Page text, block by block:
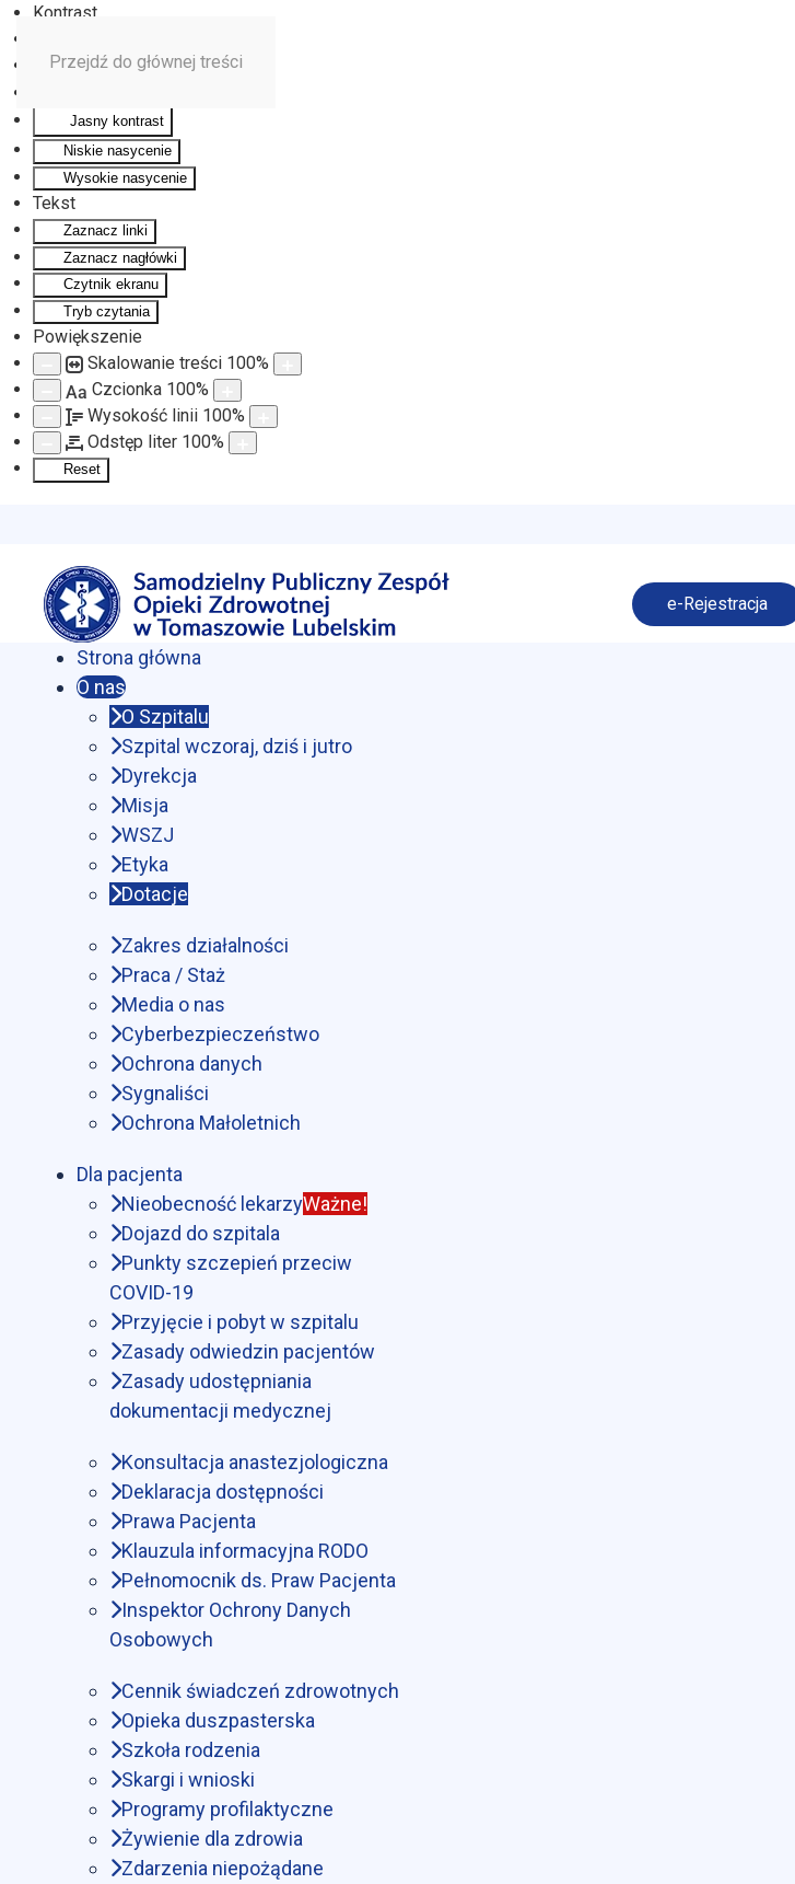
Kontrast
Monochromatyczny
Jasny kontrast
Niskie nasycenie
Wysokie nasycenie
Tekst
Zaznacz linki
Zaznacz nagłówki
Czytnik ekranu
Tryb czytania
Powiększenie
Skalowanie treści 100%
Aa Czcionka 100%
Wysokość linii 100%
Odstęp liter 100%
Reset
Przejdź do głównej treści
e-Rejestracja
Strona główna
O nas
O Szpitalu
Szpital wczoraj, dziś i jutro
Dyrekcja
Misja
WSZJ
Etyka
Dotacje
Zakres działalności
Praca / Staż
Media o nas
Cyberbezpieczeństwo
Ochrona danych
Sygnaliści
Ochrona Małoletnich
Dla pacjenta
Nieobecność lekarzyWażne!
Dojazd do szpitala
Punkty szczepień przeciw
COVID-19
Przyjęcie i pobyt w szpitalu
Zasady odwiedzin pacjentów
Zasady udostępniania
dokumentacji medycznej
Konsultacja anastezjologiczna
Deklaracja dostępności
Prawa Pacjenta
Klauzula informacyjna RODO
Pełnomocnik ds. Praw Pacjenta
Inspektor Ochrony Danych
Osobowych
Cennik świadczeń zdrowotnych
Opieka duszpasterska
Szkoła rodzenia
Skargi i wnioski
Programy profilaktyczne
Żywienie dla zdrowia
Zdarzenia niepożądane